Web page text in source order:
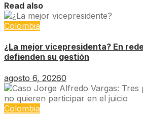
Read also
Colombia
¿La mejor vicepresidenta? En
defienden su gestión
agosto 6, 20260
Colombia